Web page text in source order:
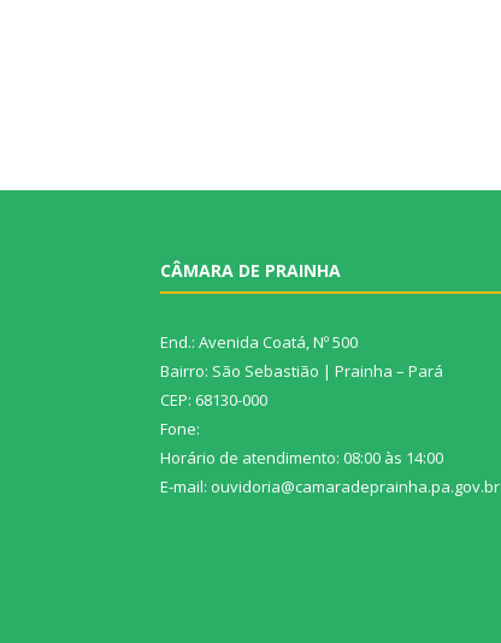
CÂMARA DE PRAINHA
End.: Avenida Coatá, Nº 500
Bairro: São Sebastião | Prainha – Pará
CEP: 68130-000
Fone:
Horário de atendimento: 08:00 às 14:00
E-mail: ouvidoria@camaradeprainha.pa.gov.br